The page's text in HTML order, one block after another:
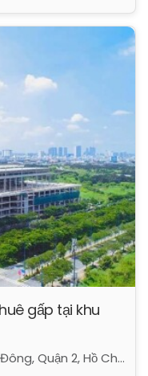
gấp tại khu
Đường Nguyễn Cơ Thạch, An Lợi Đông, Quận 2, Hồ Chí Minh